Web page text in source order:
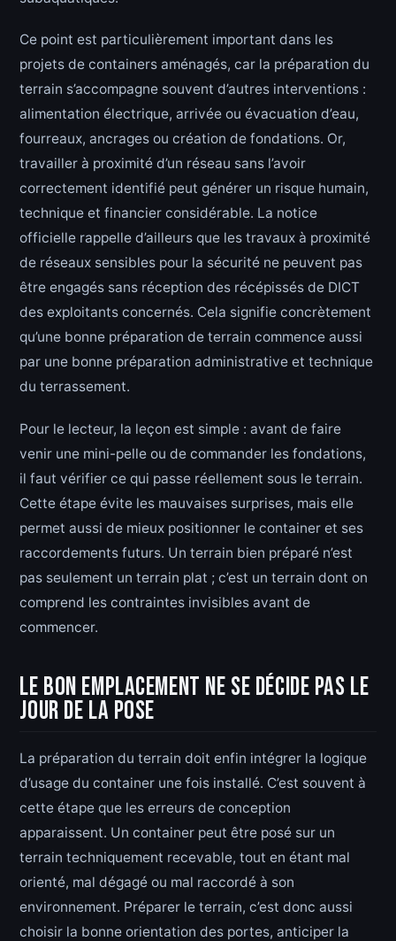
Ce point est particulièrement important dans les
projets de containers aménagés, car la préparation du
terrain s’accompagne souvent d’autres interventions :
alimentation électrique, arrivée ou évacuation d’eau,
fourreaux, ancrages ou création de fondations. Or,
travailler à proximité d’un réseau sans l’avoir
correctement identifié peut générer un risque humain,
technique et financier considérable. La notice
officielle rappelle d’ailleurs que les travaux à proximité
de réseaux sensibles pour la sécurité ne peuvent pas
être engagés sans réception des récépissés de DICT
des exploitants concernés. Cela signifie concrètement
qu’une bonne préparation de terrain commence aussi
par une bonne préparation administrative et technique
du terrassement.
Pour le lecteur, la leçon est simple : avant de faire
venir une mini-pelle ou de commander les fondations,
il faut vérifier ce qui passe réellement sous le terrain.
Cette étape évite les mauvaises surprises, mais elle
permet aussi de mieux positionner le container et ses
raccordements futurs. Un terrain bien préparé n’est
pas seulement un terrain plat ; c’est un terrain dont on
comprend les contraintes invisibles avant de
commencer.
Le bon emplacement ne se décide pas le
jour de la pose
La préparation du terrain doit enfin intégrer la logique
d’usage du container une fois installé. C’est souvent à
cette étape que les erreurs de conception
apparaissent. Un container peut être posé sur un
terrain techniquement recevable, tout en étant mal
orienté, mal dégagé ou mal raccordé à son
environnement. Préparer le terrain, c’est donc aussi
choisir la bonne orientation des portes, anticiper la